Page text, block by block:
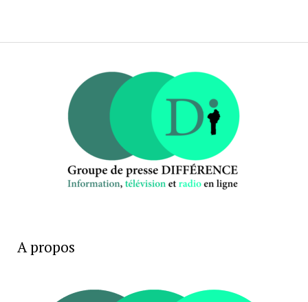
A propos